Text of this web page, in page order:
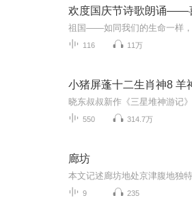
欢度国庆节诗歌朗诵——
116 11万
550 314.7万
廊坊
9 235